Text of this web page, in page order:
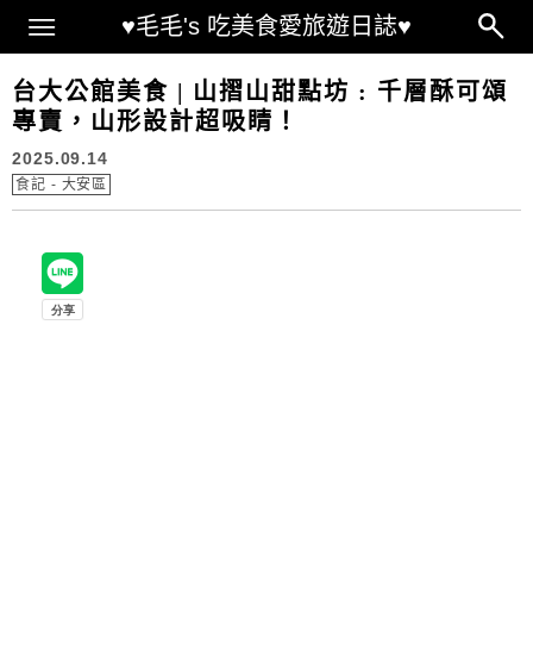
♥毛毛's 吃美食愛旅遊日誌♥
Main Menu
台大公館美食 | 山摺山甜點坊 : 千層酥可頌
專賣，山形設計超吸睛！
2025.09.14
食記 - 大安區